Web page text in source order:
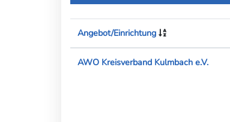
Angebot/Einrichtung
AWO Kreisverband Kulmbach e.V.